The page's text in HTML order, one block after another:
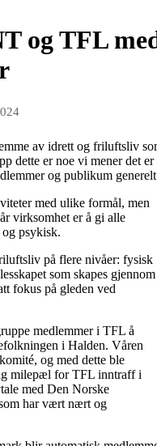
og TFL
av idrett og friluftsliv
dette er noe vi mener det er
og publikum
med ulike formål, men
virksomhet er å gi alle
psykisk.
på flere nivåer: fysisk
som skapes gjennom
fokus på gleden ved
medlemmer i TFL å
i Halden. Våren
og med dette ble
milepæl for TFL inntraff i
med Den Norske
har vært nært og